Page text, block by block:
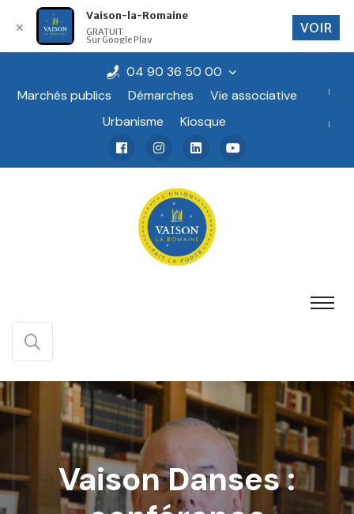
04 90 36 50 00
Marchés publics
Démarches
Vie associative
Urbanisme
Kiosque
Vaison Danses :
✕
Vaison-la-Romaine
GRATUIT
Sur Google Play
VOIR